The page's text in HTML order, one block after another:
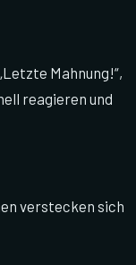
Mahnung!“,
reagieren und
verstecken sich